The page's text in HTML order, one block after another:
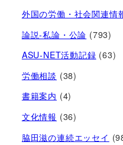
外国の労働・社会関連情
論説-私論・公論 (793)
ASU-NET活動記録 (63)
労働相談 (38)
書籍案内 (4)
文化情報 (36)
脇田滋の連続エッセイ